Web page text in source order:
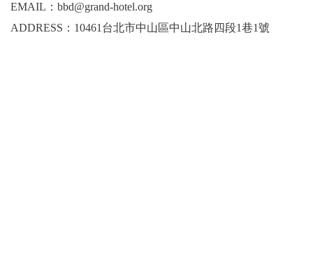
EMAIL：bbd@grand-hotel.org
ADDRESS：10461台北市中山區中山北路四段1巷1號